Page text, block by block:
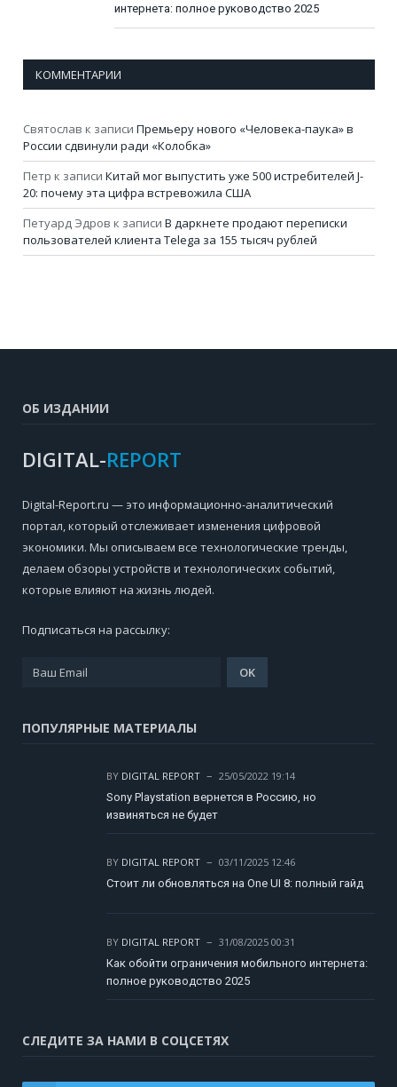
интернета: полное руководство 2025
КОММЕНТАРИИ
Святослав к записи Премьеру нового «Человека-паука» в
России сдвинули ради «Колобка»
Петр к записи Китай мог выпустить уже 500 истребителей J-
20: почему эта цифра встревожила США
Петуард Эдров к записи В даркнете продают переписки
пользователей клиента Telega за 155 тысяч рублей
ОБ ИЗДАНИИ
DIGITAL-REPORT
Digital-Report.ru — это информационно-аналитический
портал, который отслеживает изменения цифровой
экономики. Мы описываем все технологические тренды,
делаем обзоры устройств и технологических событий,
которые влияют на жизнь людей.
Подписаться на рассылку:
ПОПУЛЯРНЫЕ МАТЕРИАЛЫ
BY DIGITAL REPORT
25/05/2022 19:14
Sony Playstation вернется в Россию, но
извиняться не будет
BY DIGITAL REPORT
03/11/2025 12:46
Стоит ли обновляться на One UI 8: полный гайд
BY DIGITAL REPORT
31/08/2025 00:31
Как обойти ограничения мобильного интернета:
полное руководство 2025
СЛЕДИТЕ ЗА НАМИ В СОЦСЕТЯХ